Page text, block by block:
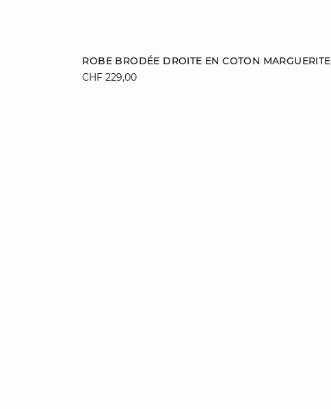
ROBE BRODÉE DROITE EN COTON MARGUERITE
CHF 229,00
Ajouter au panier
L